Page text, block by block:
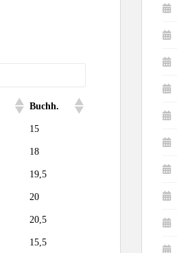
Buchh.
15
18
19,5
20
20,5
15,5